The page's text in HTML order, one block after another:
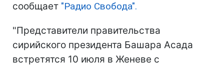
сообщает "Радио Свобода".
"Представители правительства
сирийского президента Башара Асада
встретятся 10 июля в Женеве с